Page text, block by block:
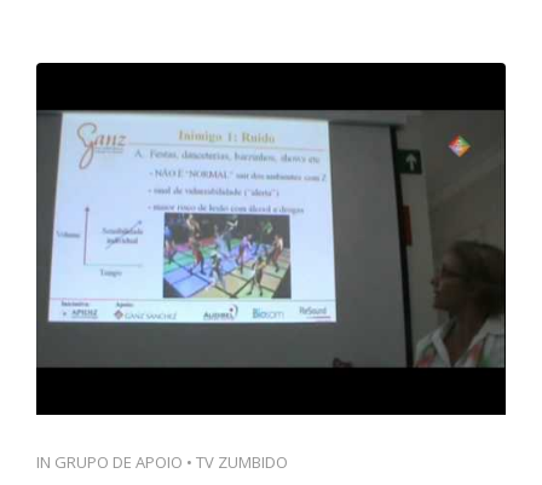
IN GRUPO DE APOIO • TV ZUMBIDO